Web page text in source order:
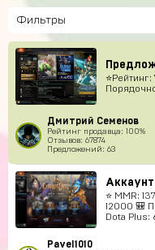
Фильтры
Дмитрий Семенов
Рейтинг продавца: 100%
Отзывов: 67874
Предложений: 63
Аккаунт
⭐️ MMR:
12000 🎒
Dota Plus:
Pavel1010